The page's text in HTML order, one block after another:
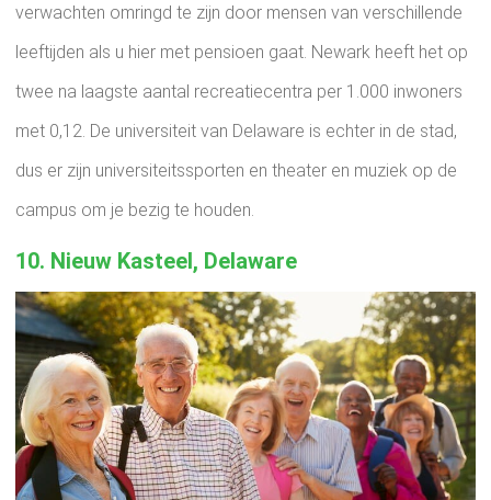
verwachten omringd te zijn door mensen van verschillende
leeftijden als u hier met pensioen gaat. Newark heeft het op
twee na laagste aantal recreatiecentra per 1.000 inwoners
met 0,12. De universiteit van Delaware is echter in de stad,
dus er zijn universiteitssporten en theater en muziek op de
campus om je bezig te houden.
10. Nieuw Kasteel, Delaware